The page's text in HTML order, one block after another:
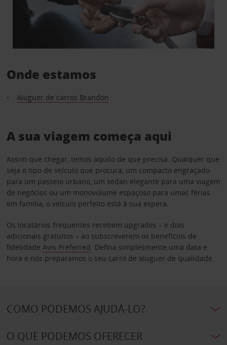
Onde estamos
Aluguer de carros Brandon
A sua viagem começa aqui
Assim que chegar, temos aquilo de que precisa. Qualquer que
seja o tipo de veículo que procura, um compacto engraçado
para um passeio urbano, um sedan elegante para uma viagem
de negócios ou um monovolume espaçoso para umas férias
em família, o veículo perfeito está à sua espera.
Os locatários frequentes recebem upgrades – e dias
adicionais gratuitos – ao subscreverem os benefícios de
fidelidade Avis Preferred. Defina simplesmente uma data e
hora e nós preparamos o seu carro de aluguer de qualidade.
COMO PODEMOS AJUDÁ-LO?
O QUE PODEMOS OFERECER